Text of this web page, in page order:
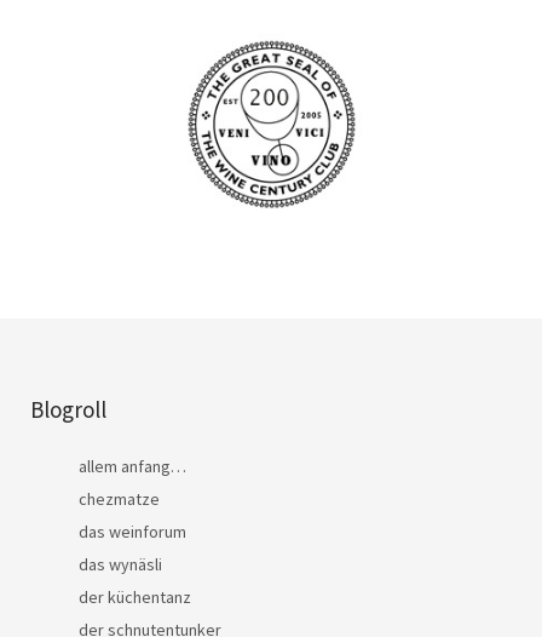
Blogroll
allem anfang…
chezmatze
das weinforum
das wynäsli
der küchentanz
der schnutentunker